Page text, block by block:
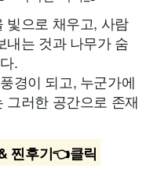
빛으로 채우고, 사람
내는 것과 나무가 숨
.
경이 되고, 누군가에
그러한 공간으로 존재
찐후기👈클릭